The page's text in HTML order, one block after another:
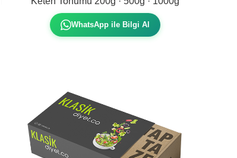
WhatsApp ile Bilgi Al